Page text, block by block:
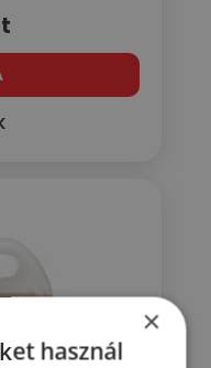
×
használ